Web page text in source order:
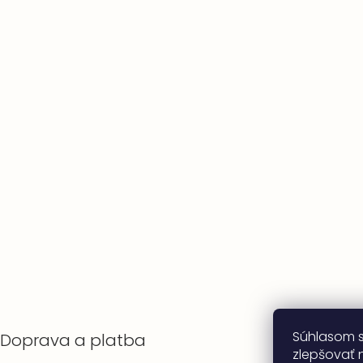
Súhlasom
zlepšovať
Doprava a platba